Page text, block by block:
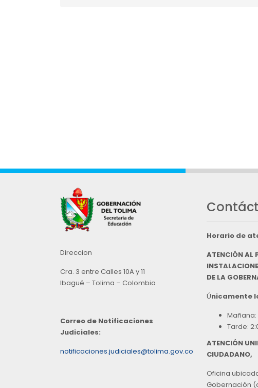
Direccion
Cra. 3 entre Calles 10A y 11
Ibagué – Tolima – Colombia
Correo de Notificaciones
Judiciales:
notificaciones.judiciales@tolima.gov.co
Horario de
ATENCIÓN AL
DE LA
Únicamente
Mañana:
Tarde:
ATENCIÓN
CIUDADANO,
Oficina
Gobernación